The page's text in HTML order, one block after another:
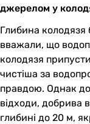
джерелом у
Глибина колодязя
вважали, що
колодязя
чистіша за
правдою. Однак
відходи, добрива
глибині до 20 м,